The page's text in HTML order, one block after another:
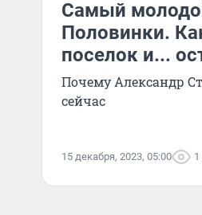
Самый
Половинки.
поселок и...
Почему Александр
сейчас
15 декабря, 2023, 05:00 1